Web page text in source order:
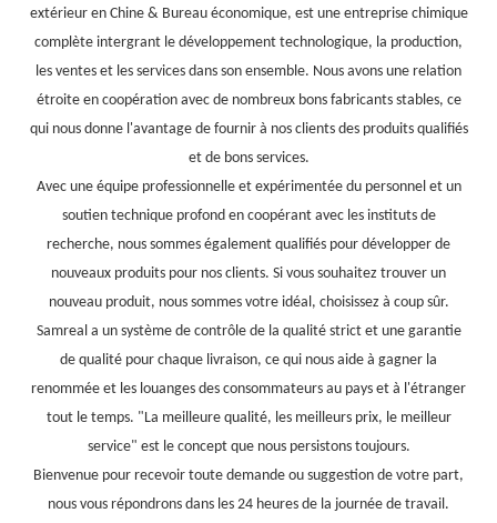
extérieur en Chine & Bureau économique, est une entreprise chimique
complète intergrant le développement technologique, la production,
les ventes et les services dans son ensemble. Nous avons une relation
étroite en coopération avec de nombreux bons fabricants stables, ce
qui nous donne l'avantage de fournir à nos clients des produits qualifiés
et de bons services.
Avec une équipe professionnelle et expérimentée du personnel et un
soutien technique profond en coopérant avec les instituts de
recherche, nous sommes également qualifiés pour développer de
nouveaux produits pour nos clients. Si vous souhaitez trouver un
nouveau produit, nous sommes votre idéal, choisissez à coup sûr.
Samreal a un système de contrôle de la qualité strict et une garantie
de qualité pour chaque livraison, ce qui nous aide à gagner la
renommée et les louanges des consommateurs au pays et à l'étranger
tout le temps. "La meilleure qualité, les meilleurs prix, le meilleur
service" est le concept que nous persistons toujours.
Bienvenue pour recevoir toute demande ou suggestion de votre part,
nous vous répondrons dans les 24 heures de la journée de travail.